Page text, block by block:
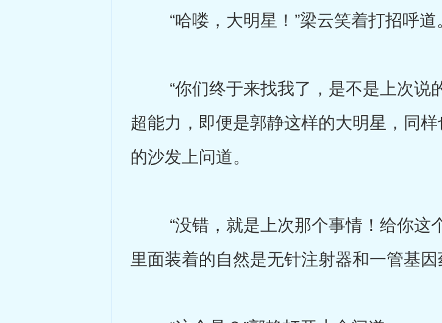
“哈喽，大明星！”梁云笑着打招呼道。
“你们终于来找我了，是不是上次说
超能力，即便是郭静这样的大明星，同
的沙发上问道。
“没错，就是上次那个事情！给你这个
里面装着的自然是无针注射器和一管基因